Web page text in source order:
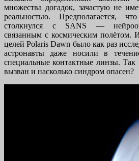
множества догадок, зачастую не
реальностью. Предполагается,
столкнулся с SANS —
связанным с космическим полётом.
целей Polaris Dawn было как раз
астронавты даже носили в
специальные контактные линзы. Так
вызван и насколько синдром опасен?